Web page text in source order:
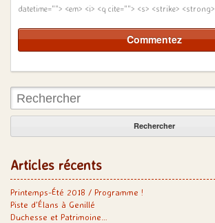
datetime=""> <em> <i> <q cite=""> <s> <strike> <strong>
Rechercher:
Articles récents
Printemps-Été 2018 / Programme !
Piste d’Élans à Genillé
Duchesse et Patrimoine…